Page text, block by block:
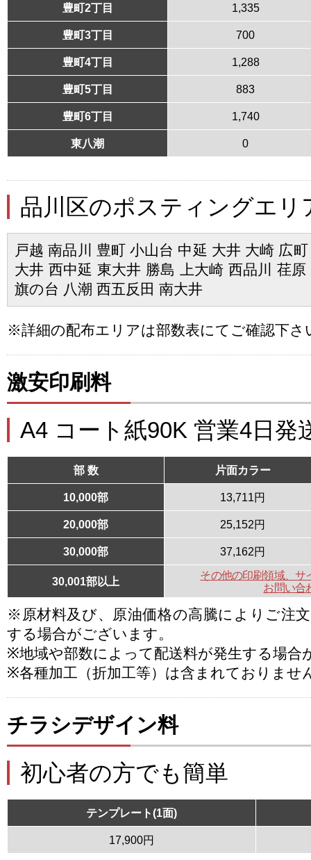
豊町2丁目 1,335
豊町3丁目 700
豊町4丁目 1,288
豊町5丁目 883
豊町6丁目 1,740
東八潮 0
品川区のポスティングエリ
戸越 南品川 豊町 小山台 中延 大井 大崎 広
大井 西中延 東大井 勝島 上大崎 西品川 荏
旗の台 八潮 西五反田 南大井
※詳細の配布エリアは部数表にてご確認下さ
激安印刷料
A4 コート紙90K 営業4日発
部 数 片面カラー
10,000部 13,711円
20,000部 25,152円
30,000部 37,162円
30,001部以上
その他の印刷領域、サ
お問い合
※原材料及び、原油価格の高騰によりご注
する場合がございます。
※地域や部数によって配送料が発生する場合
※各種加工（折加工等）は含まれておりませ
チラシデザイン料
初心者の方でも簡単
テンプレート(1面)
17,900円